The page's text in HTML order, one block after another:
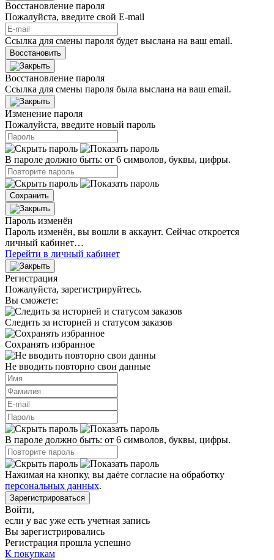
Восстановление пароля
Пожалуйста, введите свой E‑mail
Ссылка для смены пароля будет выслана на ваш email.
Восстановить
Восстановление пароля
Ссылка для смены пароля была выслана на ваш email.
Изменение пароля
Пожалуйста, введите новый пароль
В пароле должно быть: от 6 символов, буквы, цифры.
Сохранить
Пароль изменён
Пароль изменён, вы вошли в аккаунт. Сейчас откроется
личный кабинет…
Перейти в личный кабинет
Регистрация
Пожалуйста, зарегистрируйтесь.
Вы сможете:
Следить за историей и статусом заказов
Сохранять избранное
Не вводить повторно свои данные
В пароле должно быть: от 6 символов, буквы, цифры.
Нажимая на кнопку, вы даёте согласие на обработку
персональных данных.
Зарегистрироваться
Войти,
если у вас уже есть учетная запись
Вы зарегистрировались
Регистрация прошла успешно
К покупкам